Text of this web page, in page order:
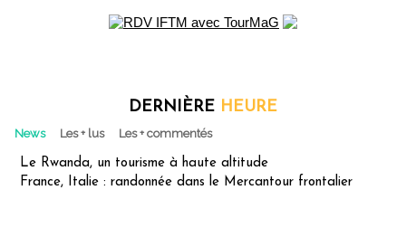
DERNIÈRE HEURE
News Les + lus Les + commentés
Le Rwanda, un tourisme à haute altitude
France, Italie : randonnée dans le Mercantour frontalier